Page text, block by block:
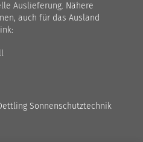
Auslieferung. Nähere
auch für das Ausland
Sonnenschutztechnik